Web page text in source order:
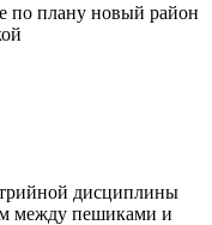
по плану новый район
дисциплины
между пешиками и